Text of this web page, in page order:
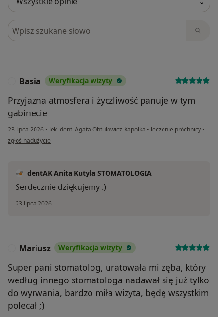
Szukaj w opiniach
Basia Weryfikacja wizyty
Przyjazna atmosfera i życzliwość panuje w tym
gabinecie
23 lipca 2026 • lek. dent. Agata Obtułowicz-Kapołka • leczenie próchnicy •
w opinii użytkownika Basia
zgłoś nadużycie
dentAK Anita Kutyła STOMATOLOGIA
Serdecznie dziękujemy :)
23 lipca 2026
Mariusz Weryfikacja wizyty
Super pani stomatolog, uratowała mi zęba, który
według innego stomatologa nadawał się już tylko
do wyrwania, bardzo miła wizyta, będę wszystkim
polecał ;)